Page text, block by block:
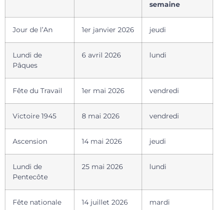
semaine
Jour de l’An 1er janvier 2026 jeudi
Lundi de
Pâques
6 avril 2026 lundi
Fête du Travail 1er mai 2026 vendredi
Victoire 1945 8 mai 2026 vendredi
Ascension 14 mai 2026 jeudi
Lundi de
Pentecôte
25 mai 2026 lundi
Fête nationale 14 juillet 2026 mardi